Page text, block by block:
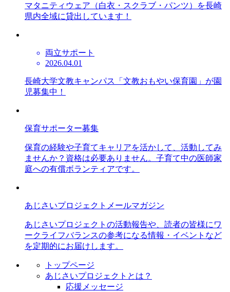
マタニティウェア（白衣・スクラブ・パンツ）を長崎
県内全域に貸出しています！
両立サポート
2026.04.01
長崎大学文教キャンパス「文教おもやい保育園」が園
児募集中！
保育サポーター募集
保育の経験や子育てキャリアを活かして、活動してみ
ませんか？資格は必要ありません。子育て中の医師家
庭への有償ボランティアです。
あじさいプロジェクトメールマガジン
あじさいプロジェクトの活動報告や、読者の皆様にワ
ークライフバランスの参考になる情報・イベントなど
を定期的にお届けします。
トップページ
あじさいプロジェクトとは？
応援メッセージ